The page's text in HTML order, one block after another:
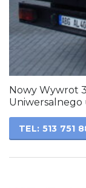
Nowy Wywrot
TEL: 513 751